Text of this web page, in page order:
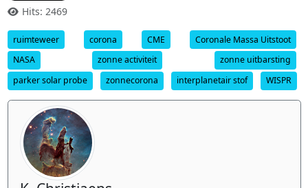
Hits: 2469
ruimteweer corona CME
Coronale Massa Uitstoot
NASA
zonne activiteit
zonne uitbarsting
parker solar probe
zonnecorona interplanetair stof WISPR